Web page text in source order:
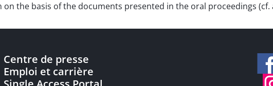
the basis of the documents presented in the oral proceedings (cf.
Centre de presse
Emploi et carrière